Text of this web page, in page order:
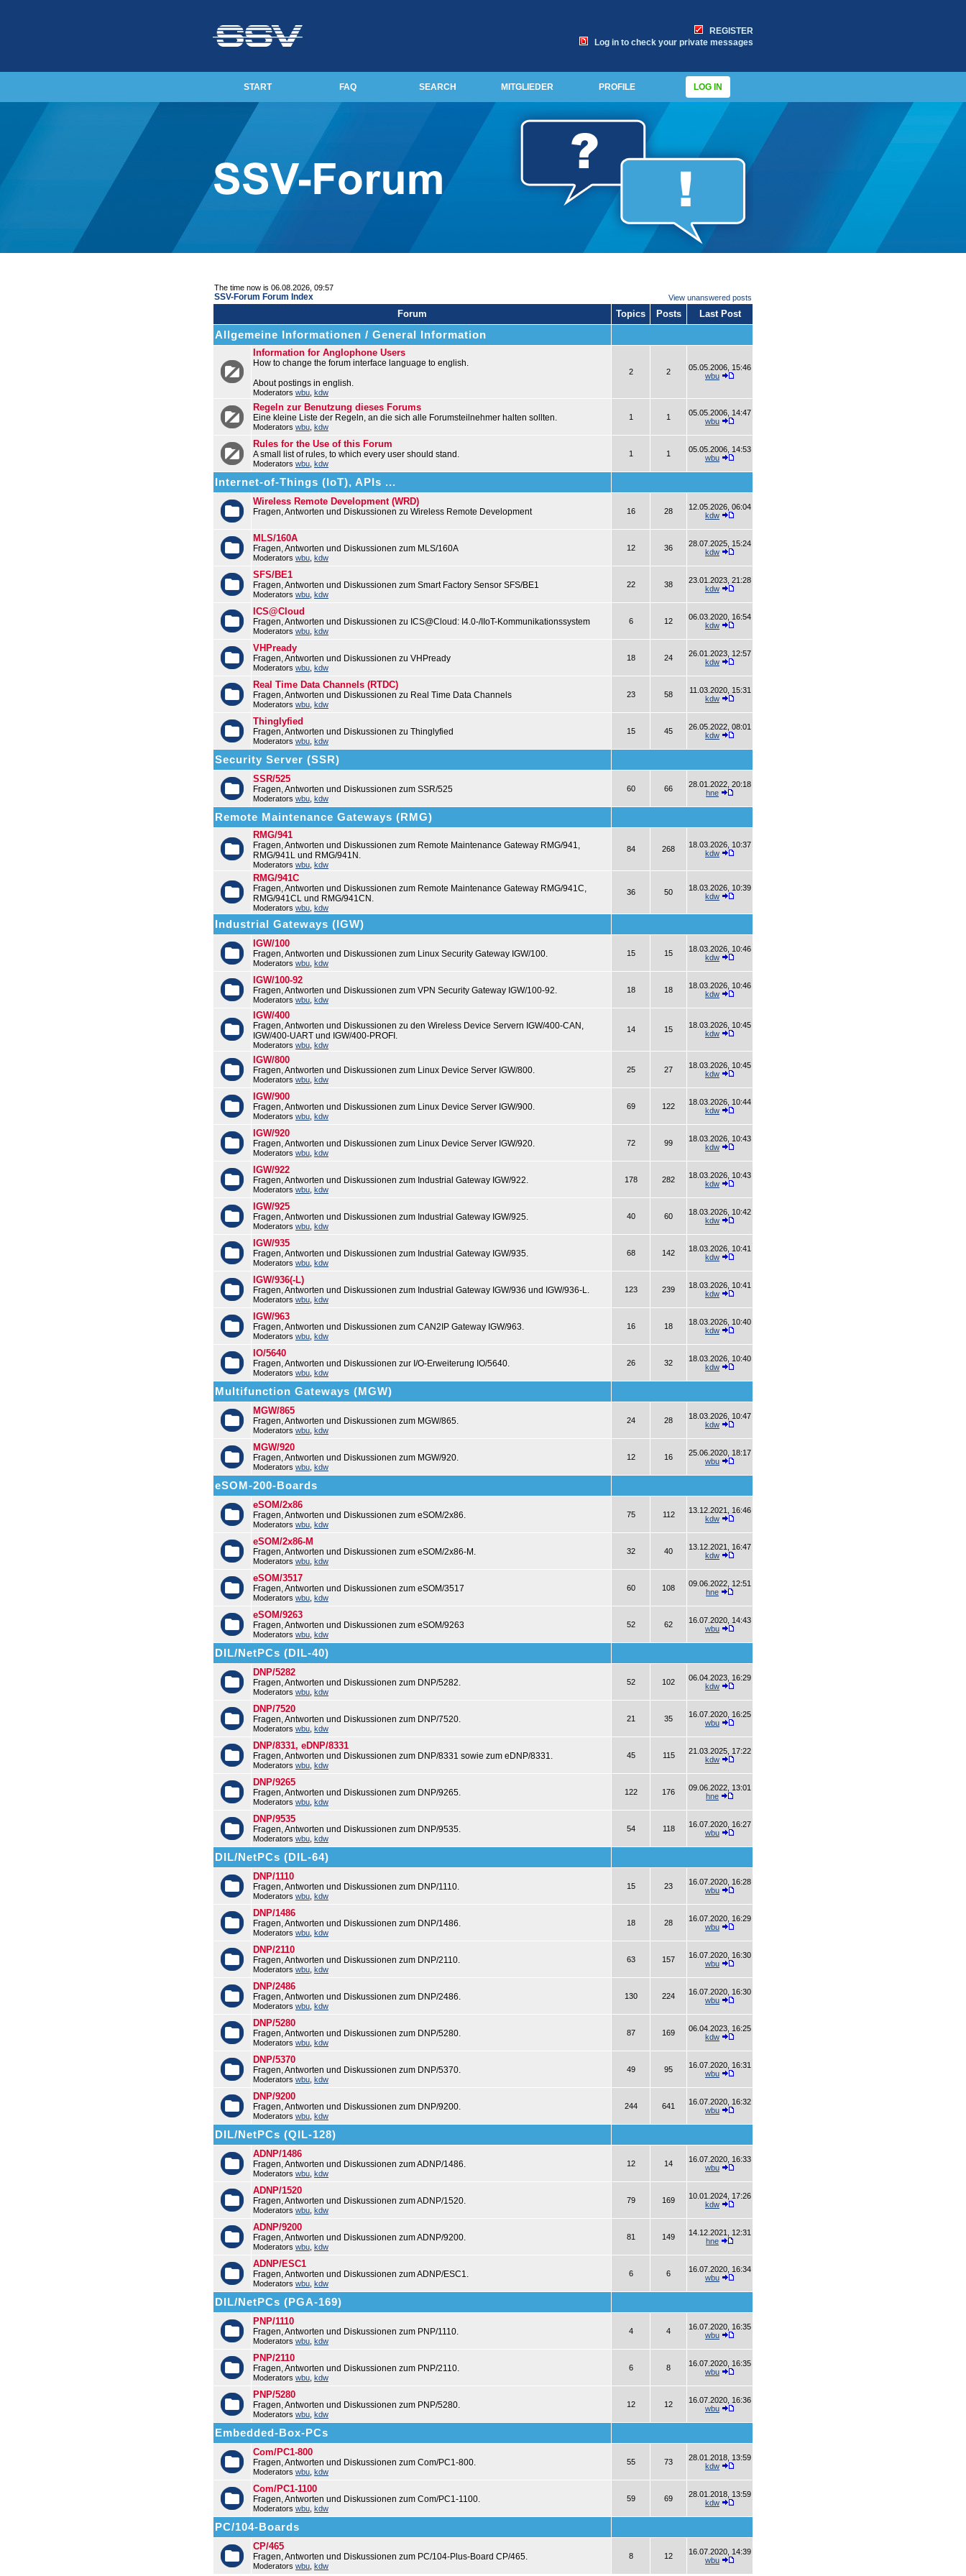
REGISTER
Log in to check your private messages
START FAQ SEARCH MITGLIEDER PROFILE LOG IN
The time now is 06.08.2026, 09:57
SSV-Forum Forum Index View unanswered posts
Forum Topics Posts Last Post
Allgemeine Informationen / General Information
Information for Anglophone Users
How to change the forum interface language to english.
About postings in english.
Moderators wbu kdw
2 2
05.05.2006, 15:46
wbu
Regeln zur Benutzung dieses Forums
Eine kleine Liste der Regeln, an die sich alle Forumsteilnehmer halten sollten.
Moderators wbu kdw
1 1
05.05.2006, 14:47
wbu
Rules for the Use of this Forum
A small list of rules, to which every user should stand.
Moderators wbu kdw
1 1
05.05.2006, 14:53
wbu
Internet-of-Things (IoT), APIs ...
Wireless Remote Development (WRD)
Fragen, Antworten und Diskussionen zu Wireless Remote Development 16 28
12.05.2026, 06:04
kdw
MLS/160A
Fragen, Antworten und Diskussionen zum MLS/160A
Moderators wbu kdw
12 36
28.07.2025, 15:24
kdw
SFS/BE1
Fragen, Antworten und Diskussionen zum Smart Factory Sensor SFS/BE1
Moderators wbu kdw
22 38
23.01.2023, 21:28
kdw
ICS@Cloud
Fragen, Antworten und Diskussionen zu ICS@Cloud: I4.0-/IIoT-Kommunikationssystem
Moderators wbu kdw
6 12
06.03.2020, 16:54
kdw
VHPready
Fragen, Antworten und Diskussionen zu VHPready
Moderators wbu kdw
18 24
26.01.2023, 12:57
kdw
Real Time Data Channels (RTDC)
Fragen, Antworten und Diskussionen zu Real Time Data Channels
Moderators wbu kdw
23 58
11.03.2020, 15:31
kdw
Thinglyfied
Fragen, Antworten und Diskussionen zu Thinglyfied
Moderators wbu kdw
15 45
26.05.2022, 08:01
kdw
Security Server (SSR)
SSR/525
Fragen, Antworten und Diskussionen zum SSR/525
Moderators wbu kdw
60 66
28.01.2022, 20:18
hne
Remote Maintenance Gateways (RMG)
RMG/941
Fragen, Antworten und Diskussionen zum Remote Maintenance Gateway RMG/941,
RMG/941L und RMG/941N.
Moderators wbu kdw
84 268
18.03.2026, 10:37
kdw
RMG/941C
Fragen, Antworten und Diskussionen zum Remote Maintenance Gateway RMG/941C,
RMG/941CL und RMG/941CN.
Moderators wbu kdw
36 50
18.03.2026, 10:39
kdw
Industrial Gateways (IGW)
IGW/100
Fragen, Antworten und Diskussionen zum Linux Security Gateway IGW/100.
Moderators wbu kdw
15 15
18.03.2026, 10:46
kdw
IGW/100-92
Fragen, Antworten und Diskussionen zum VPN Security Gateway IGW/100-92.
Moderators wbu kdw
18 18
18.03.2026, 10:46
kdw
IGW/400
Fragen, Antworten und Diskussionen zu den Wireless Device Servern IGW/400-CAN,
IGW/400-UART und IGW/400-PROFI.
Moderators wbu kdw
14 15
18.03.2026, 10:45
kdw
IGW/800
Fragen, Antworten und Diskussionen zum Linux Device Server IGW/800.
Moderators wbu kdw
25 27
18.03.2026, 10:45
kdw
IGW/900
Fragen, Antworten und Diskussionen zum Linux Device Server IGW/900.
Moderators wbu kdw
69 122
18.03.2026, 10:44
kdw
IGW/920
Fragen, Antworten und Diskussionen zum Linux Device Server IGW/920.
Moderators wbu kdw
72 99
18.03.2026, 10:43
kdw
IGW/922
Fragen, Antworten und Diskussionen zum Industrial Gateway IGW/922.
Moderators wbu kdw
178 282
18.03.2026, 10:43
kdw
IGW/925
Fragen, Antworten und Diskussionen zum Industrial Gateway IGW/925.
Moderators wbu kdw
40 60
18.03.2026, 10:42
kdw
IGW/935
Fragen, Antworten und Diskussionen zum Industrial Gateway IGW/935.
Moderators wbu kdw
68 142
18.03.2026, 10:41
kdw
IGW/936(-L)
Fragen, Antworten und Diskussionen zum Industrial Gateway IGW/936 und IGW/936-L.
Moderators wbu kdw
123 239
18.03.2026, 10:41
kdw
IGW/963
Fragen, Antworten und Diskussionen zum CAN2IP Gateway IGW/963.
Moderators wbu kdw
16 18
18.03.2026, 10:40
kdw
IO/5640
Fragen, Antworten und Diskussionen zur I/O-Erweiterung IO/5640.
Moderators wbu kdw
26 32
18.03.2026, 10:40
kdw
Multifunction Gateways (MGW)
MGW/865
Fragen, Antworten und Diskussionen zum MGW/865.
Moderators wbu kdw
24 28
18.03.2026, 10:47
kdw
MGW/920
Fragen, Antworten und Diskussionen zum MGW/920.
Moderators wbu kdw
12 16
25.06.2020, 18:17
wbu
eSOM-200-Boards
eSOM/2x86
Fragen, Antworten und Diskussionen zum eSOM/2x86.
Moderators wbu kdw
75 112
13.12.2021, 16:46
kdw
eSOM/2x86-M
Fragen, Antworten und Diskussionen zum eSOM/2x86-M.
Moderators wbu kdw
32 40
13.12.2021, 16:47
kdw
eSOM/3517
Fragen, Antworten und Diskussionen zum eSOM/3517
Moderators wbu kdw
60 108
09.06.2022, 12:51
hne
eSOM/9263
Fragen, Antworten und Diskussionen zum eSOM/9263
Moderators wbu kdw
52 62
16.07.2020, 14:43
wbu
DIL/NetPCs (DIL-40)
DNP/5282
Fragen, Antworten und Diskussionen zum DNP/5282.
Moderators wbu kdw
52 102
06.04.2023, 16:29
kdw
DNP/7520
Fragen, Antworten und Diskussionen zum DNP/7520.
Moderators wbu kdw
21 35
16.07.2020, 16:25
wbu
DNP/8331, eDNP/8331
Fragen, Antworten und Diskussionen zum DNP/8331 sowie zum eDNP/8331.
Moderators wbu kdw
45 115
21.03.2025, 17:22
kdw
DNP/9265
Fragen, Antworten und Diskussionen zum DNP/9265.
Moderators wbu kdw
122 176
09.06.2022, 13:01
hne
DNP/9535
Fragen, Antworten und Diskussionen zum DNP/9535.
Moderators wbu kdw
54 118
16.07.2020, 16:27
wbu
DIL/NetPCs (DIL-64)
DNP/1110
Fragen, Antworten und Diskussionen zum DNP/1110.
Moderators wbu kdw
15 23
16.07.2020, 16:28
wbu
DNP/1486
Fragen, Antworten und Diskussionen zum DNP/1486.
Moderators wbu kdw
18 28
16.07.2020, 16:29
wbu
DNP/2110
Fragen, Antworten und Diskussionen zum DNP/2110.
Moderators wbu kdw
63 157
16.07.2020, 16:30
wbu
DNP/2486
Fragen, Antworten und Diskussionen zum DNP/2486.
Moderators wbu kdw
130 224
16.07.2020, 16:30
wbu
DNP/5280
Fragen, Antworten und Diskussionen zum DNP/5280.
Moderators wbu kdw
87 169
06.04.2023, 16:25
kdw
DNP/5370
Fragen, Antworten und Diskussionen zum DNP/5370.
Moderators wbu kdw
49 95
16.07.2020, 16:31
wbu
DNP/9200
Fragen, Antworten und Diskussionen zum DNP/9200.
Moderators wbu kdw
244 641
16.07.2020, 16:32
wbu
DIL/NetPCs (QIL-128)
ADNP/1486
Fragen, Antworten und Diskussionen zum ADNP/1486.
Moderators wbu kdw
12 14
16.07.2020, 16:33
wbu
ADNP/1520
Fragen, Antworten und Diskussionen zum ADNP/1520.
Moderators wbu kdw
79 169
10.01.2024, 17:26
kdw
ADNP/9200
Fragen, Antworten und Diskussionen zum ADNP/9200.
Moderators wbu kdw
81 149
14.12.2021, 12:31
hne
ADNP/ESC1
Fragen, Antworten und Diskussionen zum ADNP/ESC1.
Moderators wbu kdw
6 6
16.07.2020, 16:34
wbu
DIL/NetPCs (PGA-169)
PNP/1110
Fragen, Antworten und Diskussionen zum PNP/1110.
Moderators wbu kdw
4 4
16.07.2020, 16:35
wbu
PNP/2110
Fragen, Antworten und Diskussionen zum PNP/2110.
Moderators wbu kdw
6 8
16.07.2020, 16:35
wbu
PNP/5280
Fragen, Antworten und Diskussionen zum PNP/5280.
Moderators wbu kdw
12 12
16.07.2020, 16:36
wbu
Embedded-Box-PCs
Com/PC1-800
Fragen, Antworten und Diskussionen zum Com/PC1-800.
Moderators wbu kdw
55 73
28.01.2018, 13:59
kdw
Com/PC1-1100
Fragen, Antworten und Diskussionen zum Com/PC1-1100.
Moderators wbu kdw
59 69
28.01.2018, 13:59
kdw
PC/104-Boards
CP/465
Fragen, Antworten und Diskussionen zum PC/104-Plus-Board CP/465.
Moderators wbu kdw
8 12
16.07.2020, 14:39
wbu